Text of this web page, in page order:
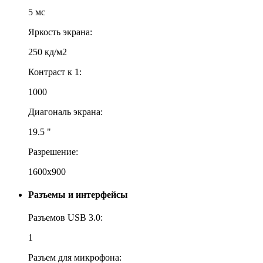
5 мс
Яркость экрана:
250 кд/м2
Контраст к 1:
1000
Диагональ экрана:
19.5 "
Разрешение:
1600x900
Разъемы и интерфейсы
Разъемов USB 3.0:
1
Разъем для микрофона: